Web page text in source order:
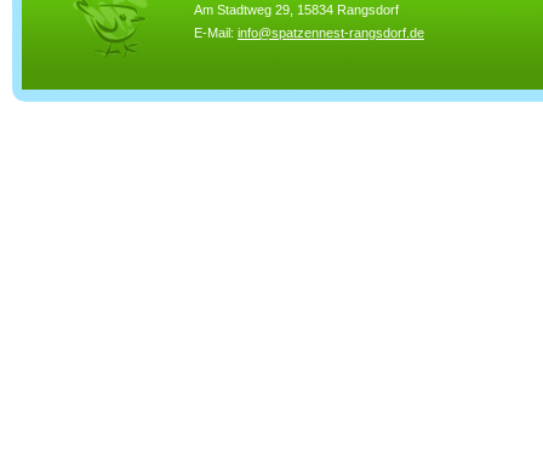
Am Stadtweg 29, 15834 Rangsdorf
E-Mail: info@spatzennest-rangsdorf.de